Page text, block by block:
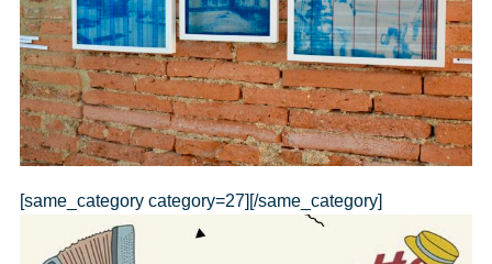
[same_category category=27][/same_category]